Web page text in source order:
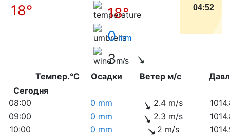
18°
18°
0mm
3m/s
04:52
Темпер.°C Осадки Ветер м/с
Сегодня
08:00
0 mm 2.4 m/s
09:00
0 mm 2.3 m/s
10:00
0 mm 2 m/s